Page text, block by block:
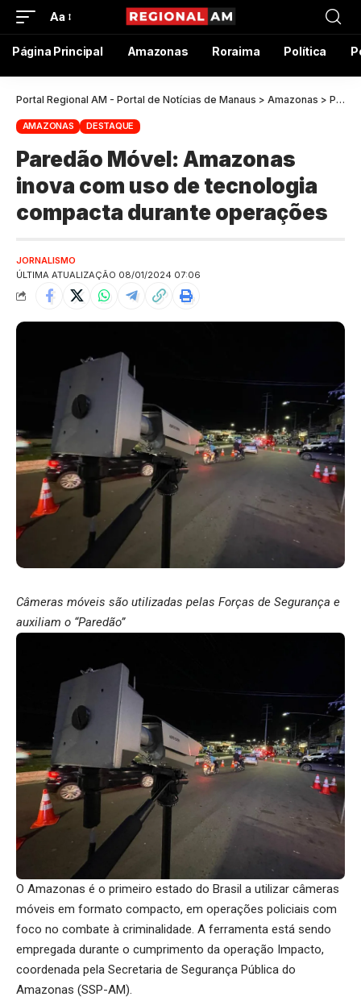
Aa
Página Principal Amazonas Roraima Política
Portal Regional AM - Portal de Notícias de Manaus > Amazonas > Paredão Móvel: Amazonas inova com uso de tecnologia compacta durante operações
AMAZONAS DESTAQUE
Paredão Móvel: Amazonas
inova com uso de tecnologia
compacta durante operações
ÚLTIMA ATUALIZAÇÃO 08/01/2024 07:06
JORNALISMO
Câmeras móveis são utilizadas pelas Forças de Segurança e
auxiliam o “Paredão”
O Amazonas é o primeiro estado do Brasil a utilizar câmeras
móveis em formato compacto, em operações policiais com
foco no combate à criminalidade. A ferramenta está sendo
empregada durante o cumprimento da operação Impacto,
coordenada pela Secretaria de Segurança Pública do
Amazonas (SSP-AM).